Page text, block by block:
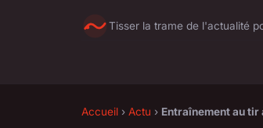
Tisser la trame de l'actualité
Accueil › Actu › Entraînement au